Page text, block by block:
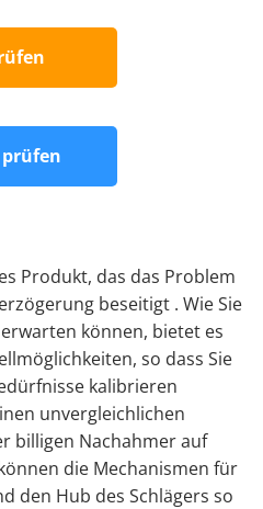
Produkt, das das Problem
beseitigt . Wie Sie
können, bietet es
so dass Sie
kalibrieren
unvergleichlichen
billigen Nachahmer auf
die Mechanismen für
den Hub des Schlägers so